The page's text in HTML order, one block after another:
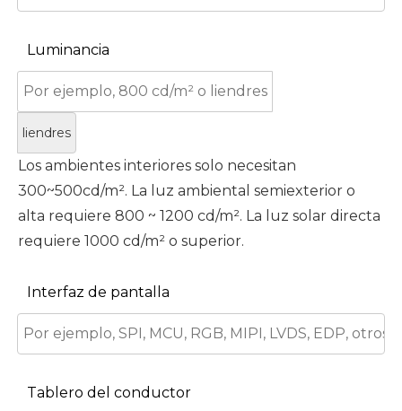
Luminancia
liendres
Los ambientes interiores solo necesitan
300~500cd/m². La luz ambiental semiexterior o
alta requiere 800 ~ 1200 cd/m². La luz solar directa
requiere 1000 cd/m² o superior.
Interfaz de pantalla
Tablero del conductor